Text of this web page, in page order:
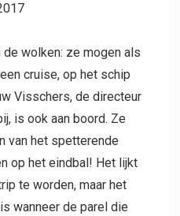
wolken: ze mogen als
cruise, op het schip
Visschers, de directeur
is ook aan boord. Ze
van het spetterende
op het eindbal! Het lijkt
te worden, maar het
wanneer de parel die